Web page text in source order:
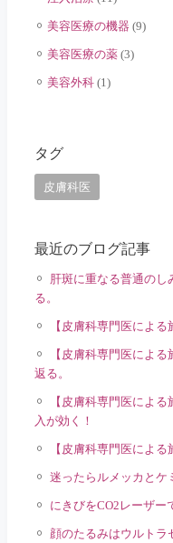
美容医療の機器 (9)
美容医療の薬(3)
美容外科(1)
タグ
皮膚科医
最近のブログ記事
肝斑に重なる普通のし
る。
【皮膚科専門医によ
【皮膚科専門医によ
返る。
【皮膚科専門医によ
入が効く！
【皮膚科専門医によ
迷ったらルメッカとケ
にきびをCO2レーザー
顔のたるみはウルトラ